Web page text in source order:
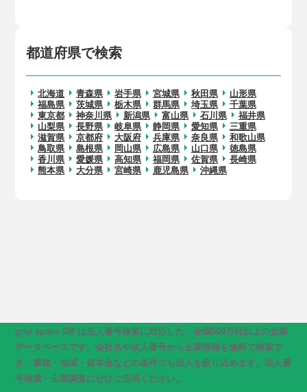
都道府県で検索
北海道 青森県 岩手県 宮城県 秋田県
山形県
福島県
茨城県 栃木県 群馬県 埼玉県
千葉県
東京都
神奈川県 新潟県 富山県 石川県
福井県
山梨県
長野県 岐阜県 静岡県 愛知県
三重県
滋賀県
京都府 大阪府 兵庫県 奈良県
和歌山県
鳥取県
島根県 岡山県 広島県 山口県
徳島県
香川県
愛媛県 高知県 福岡県 佐賀県
長崎県
熊本県
大分県 宮崎県 鹿児島県 沖縄県
grip space DB は法人番号検索に対応した、全国500万社以上の企業
データベースです。会社名や法人番号から企業情報を無料で検索で
き、業種・地域・資本金などの条件でも法人を絞り込めます。法人番
号検索・企業調査にぜひご活用ください。